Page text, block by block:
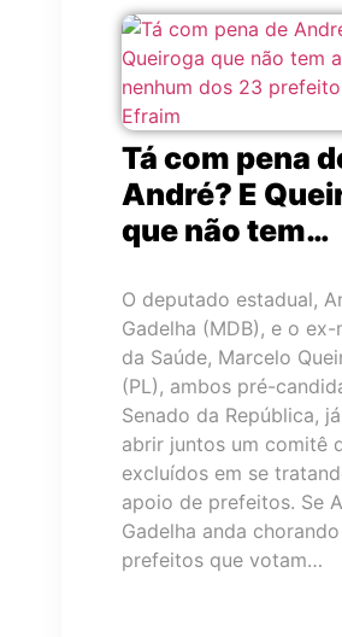
Tá com pena
André? E
que não tem…
O deputado estadual,
Gadelha (MDB), e o
da Saúde, Marcelo
(PL), ambos pré-
Senado da República,
abrir juntos um comitê
excluídos em se
apoio de prefeitos. Se
Gadelha anda
prefeitos que votam…